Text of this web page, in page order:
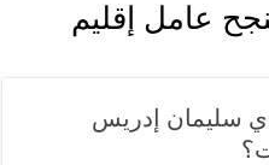
عامل إقليم
سليمان إدريس